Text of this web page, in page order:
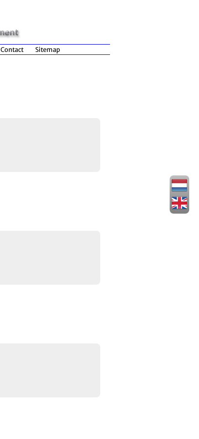
Contact Sitemap